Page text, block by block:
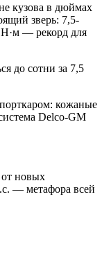
кузова в дюймах
зверь: 7,5-
— рекорд для
до сотни за 7,5
кожаные
Delco-GM
от новых
— метафора всей